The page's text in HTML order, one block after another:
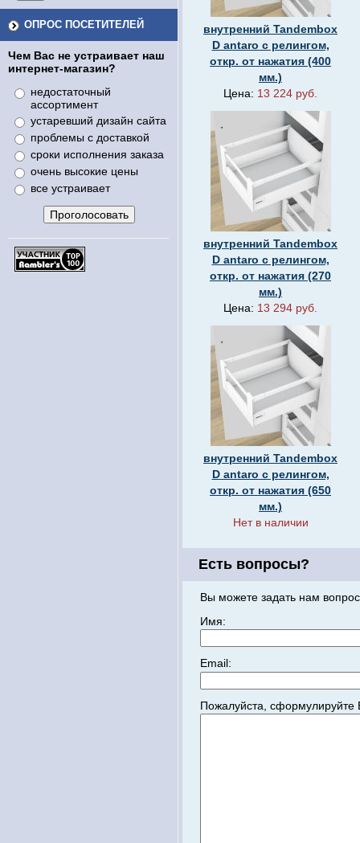
ОПРОС ПОСЕТИТЕЛЕЙ
Чем Вас не устраивает наш
интернет-магазин?
недостаточный
ассортимент
устаревший дизайн сайта
проблемы с доставкой
сроки исполнения заказа
очень высокие цены
все устраивает
внутренний Tandembox
D antaro с релингом,
откр. от нажатия (400
мм.)
Цена: 13 224 руб.
внутренний Tandembox
D antaro с релингом,
откр. от нажатия (270
мм.)
Цена: 13 294 руб.
внутренний Tandembox
D antaro с релингом,
откр. от нажатия (650
мм.)
Нет в наличии
Есть вопросы?
Вы можете задать нам
Имя:
Email:
Пожалуйста,